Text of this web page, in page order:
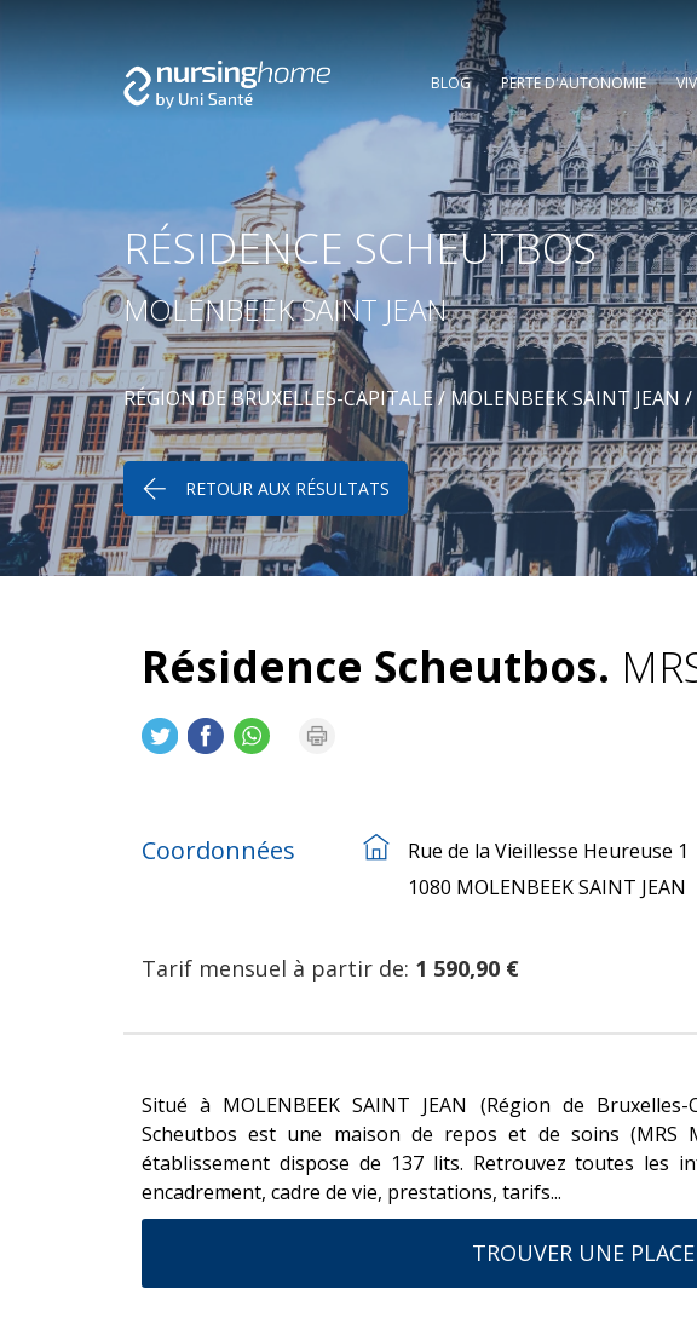
BLOG PERTE D'AUTONOMIE
RÉSIDENCE SCHEUTBOS
MOLENBEEK SAINT JEAN
RÉGION DE BRUXELLES-CAPITALE/MOLENBEEK SAINT JEAN /
RETOUR AUX RÉSULTATS
Résidence Scheutbos.
Coordonnées
Rue de la Vieillesse Heureuse 1
1080 MOLENBEEK SAINT JEAN
Tarif mensuel à partir de: 1 590,90 €
Situé à MOLENBEEK SAINT JEAN (Région de Bruxelles-
Scheutbos est une maison de repos et de soins (MRS
établissement dispose de 137 lits. Retrouvez toutes les
encadrement, cadre de vie, prestations, tarifs...
TROUVER UNE PLACE